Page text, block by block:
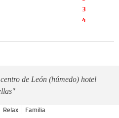
3
4
de León (húmedo) hotel
Relax Familia